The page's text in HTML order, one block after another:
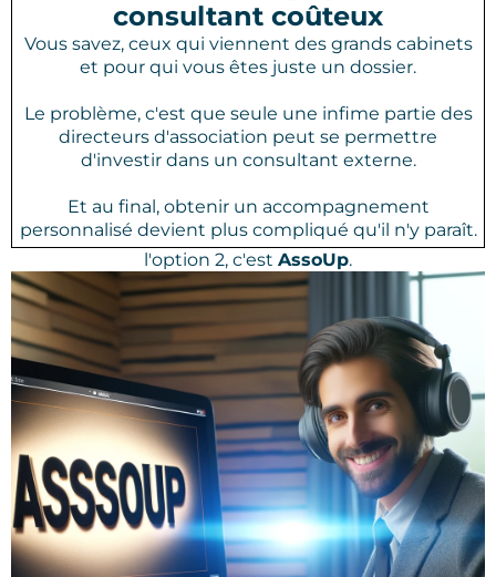
consultant coûteux
Vous savez, ceux qui viennent des grands cabinets
et pour qui vous êtes juste un dossier.
Le problème, c'est que seule une infime partie des
directeurs d'association peut se permettre
d'investir dans un consultant externe.
Et au final, obtenir un accompagnement
personnalisé devient plus compliqué qu'il n'y paraît.
l'option 2, c'est AssoUp.